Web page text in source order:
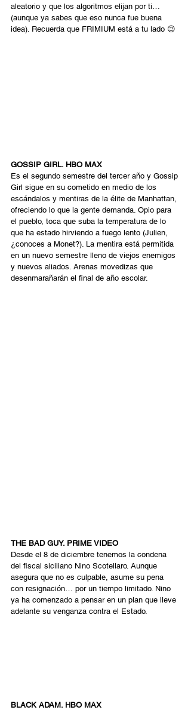
aleatorio y que los algoritmos elijan por ti…
(aunque ya sabes que eso nunca fue buena
idea). Recuerda que FRIMIUM está a tu lado 😉
GOSSIP GIRL. HBO MAX
Es el segundo semestre del tercer año y Gossip
Girl sigue en su cometido en medio de los
escándalos y mentiras de la élite de Manhattan,
ofreciendo lo que la gente demanda. Opio para
el pueblo, toca que suba la temperatura de lo
que ha estado hirviendo a fuego lento (Julien,
¿conoces a Monet?). La mentira está permitida
en un nuevo semestre lleno de viejos enemigos
y nuevos aliados. Arenas movedizas que
desenmarañarán el final de año escolar.
THE BAD GUY. PRIME VIDEO
Desde el 8 de diciembre tenemos la condena
del fiscal siciliano Nino Scotellaro. Aunque
asegura que no es culpable, asume su pena
con resignación… por un tiempo limitado. Nino
ya ha comenzado a pensar en un plan que lleve
adelante su venganza contra el Estado.
BLACK ADAM. HBO MAX